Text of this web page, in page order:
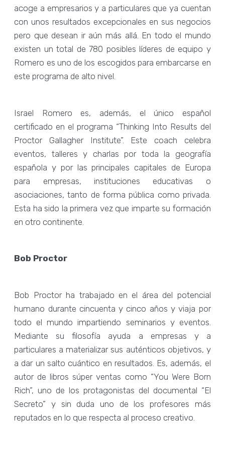
acoge a empresarios y a particulares que ya cuentan
con unos resultados excepcionales en sus negocios
pero que desean ir aún más allá. En todo el mundo
existen un total de 780 posibles líderes de equipo y
Romero es uno de los escogidos para embarcarse en
este programa de alto nivel.
Israel Romero es, además, el único español
certificado en el programa “Thinking Into Results del
Proctor Gallagher Institute”. Este coach celebra
eventos, talleres y charlas por toda la geografía
española y por las principales capitales de Europa
para empresas, instituciones educativas o
asociaciones, tanto de forma pública como privada.
Esta ha sido la primera vez que imparte su formación
en otro continente.
Bob Proctor
Bob Proctor ha trabajado en el área del potencial
humano durante cincuenta y cinco años y viaja por
todo el mundo impartiendo seminarios y eventos.
Mediante su filosofía ayuda a empresas y a
particulares a materializar sus auténticos objetivos, y
a dar un salto cuántico en resultados. Es, además, el
autor de libros súper ventas como “You Were Born
Rich”, uno de los protagonistas del documental “El
Secreto” y sin duda uno de los profesores más
reputados en lo que respecta al proceso creativo.